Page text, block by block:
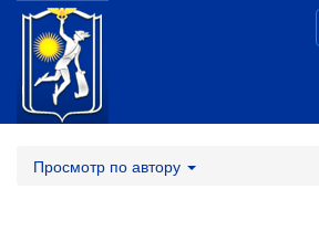
Просмотр по автору